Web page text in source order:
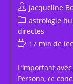
Auteur/autrice
de
la
publication :
Jacqueline
Post
category:
astrologie
directes
Temps
lecture :
17 min de
L’important
Persona, ce